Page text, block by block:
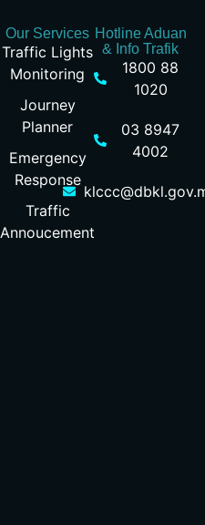
Our Services
Traffic Lights
Monitoring
Journey
Planner
Emergency
Response
Traffic
Annoucement
Hotline Aduan
& Info Trafik
1800 88
1020
03 8947
4002